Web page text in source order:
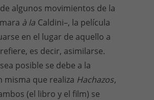
algunos movimientos de la
à la Caldini–, la película
en el lugar de aquello a
es decir, asimilarse.
posible se debe a la
misma que realiza Hachazos,
(el libro y el film) se